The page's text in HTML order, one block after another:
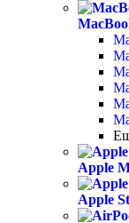
Apple
Apple